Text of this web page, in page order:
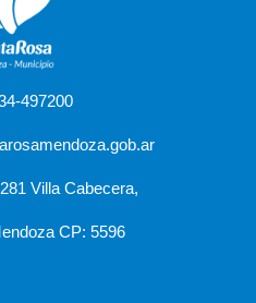
497200
Villa Cabecera,
CP: 5596